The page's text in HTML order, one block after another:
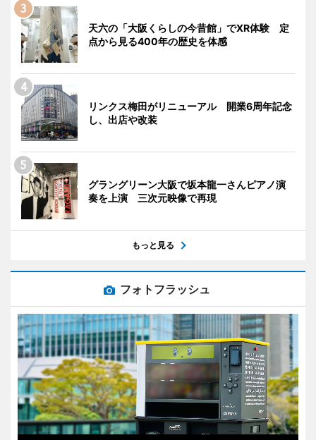
天六の「大阪くらしの今昔館」でXR体験 定
点から見る400年の歴史を体感
リンクス梅田がリニューアル 開業6周年記念
し、出店や改装
グラングリーン大阪で坂本龍一さんピアノ演
奏を上演 三次元映像で再現
もっと見る
フォトフラッシュ